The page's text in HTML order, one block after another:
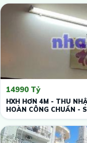
14990 Tỷ
HXH HƠN 4M - THU
HOÀN CÔNG CHUẨN -